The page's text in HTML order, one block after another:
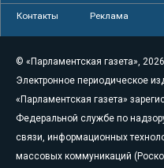
Контакты Реклама
© «Парламентская газета», 2026
Электронное периодическое
«Парламентская газета»
Федеральной службе по
связи, информационных
массовых коммуникаций